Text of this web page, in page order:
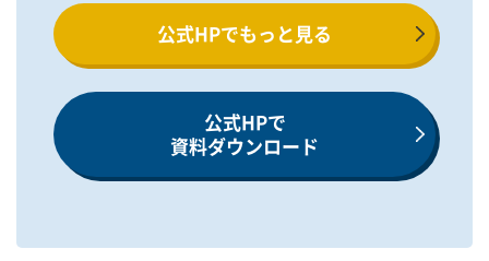
公式HPでもっと見る
公式HPで
資料ダウンロード